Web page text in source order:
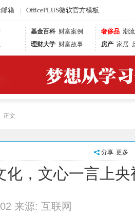
箱 | OfficePLUS微软官方模板
基金百科 财富案例
理财大学 财富故事
奢侈品 潮流
房产 家居
正文
分享 更多
化，文心一言上
来源: 互联网